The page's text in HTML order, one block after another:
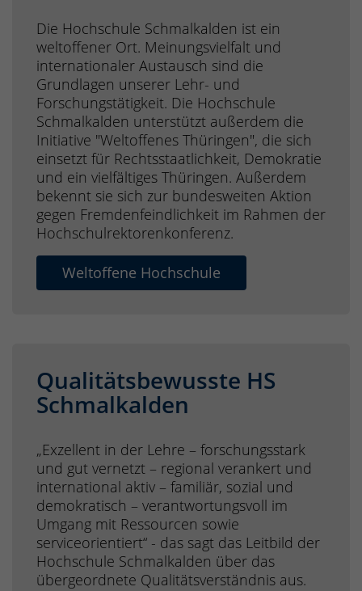
Die Hochschule Schmalkalden ist ein
weltoffener Ort. Meinungsvielfalt und
internationaler Austausch sind die
Grundlagen unserer Lehr- und
Forschungstätigkeit. Die Hochschule
Schmalkalden unterstützt außerdem die
Initiative "Weltoffenes Thüringen", die sich
einsetzt für Rechtsstaatlichkeit, Demokratie
und ein vielfältiges Thüringen. Außerdem
bekennt sie sich zur bundesweiten Aktion
gegen Fremdenfeindlichkeit im Rahmen der
Hochschulrektorenkonferenz.
Weltoffene Hochschule
Qualitätsbewusste HS
Schmalkalden
„Exzellent in der Lehre – forschungsstark
und gut vernetzt – regional verankert und
international aktiv – familiär, sozial und
demokratisch – verantwortungsvoll im
Umgang mit Ressourcen sowie
serviceorientiert“ - das sagt das Leitbild der
Hochschule Schmalkalden über das
übergeordnete Qualitätsverständnis aus.